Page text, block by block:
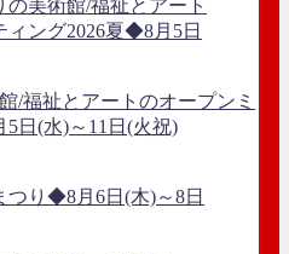
/福祉とアートのオープンミ
日(水)～11日(火祝)